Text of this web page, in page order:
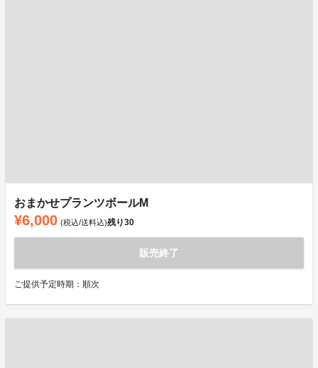
おまかせプランツボールM
¥6,000 (税込/送料込)残り30
販売終了
ご提供予定時期：順次